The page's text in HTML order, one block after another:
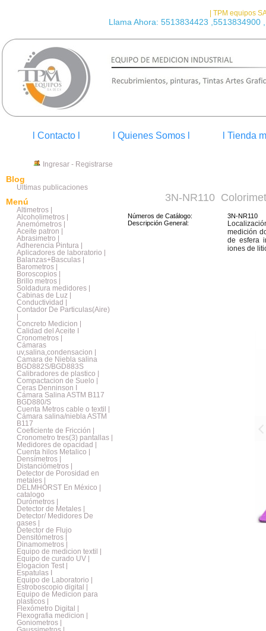
| TPM equipos
Llama Ahora: 5513834423 ,5513834900
l Contacto l l Quienes Somos l l Tienda
Ingresar - Registrarse
Blog
Últimas publicaciones
Menú
Altimetros |
Alcoholimetros |
Anemómetros |
Aceite patron |
Abrasimetro |
Adherencia Pintura |
Aplicadores de laboratorio |
Balanzas+Basculas |
Barometros |
Boroscopios |
Brillo metros |
Soldadura medidores |
Cabinas de Luz |
Conductividad |
Contador De Particulas(Aire)
Concreto Medicion |
Calidad del Aceite I
Cronometros |
Cámaras
uv,salina,condensacion |
Camara de Niebla salina
BGD882S/BGD883S
Calibradores de plastico |
Compactacion de Suelo |
Ceras Denninson I
Cámara Salina ASTM B117
BGD880/S
Cuenta Metros cable o textil |
Cámara salina/niebla ASTM
B117
Coeficiente de Fricción |
Cronometro tres(3) pantallas |
Medidores de opacidad |
Cuenta hilos Metalico |
Densímetros |
Distanciómetros |
Detector de Porosidad en
metales |
DELMHORST En México |
catalogo
Durómetros |
Detector de Metales |
Detector/ Medidores De
gases |
Detector de Flujo
Densitómetros |
Dinamometros |
Equipo de medicion textil |
Equipo de curado UV |
Elogacion Test |
Espatulas I
Equipo de Laboratorio |
Estroboscopio digital |
Equipo de Medicion para
plasticos |
Flexómetro Digital |
Flexografia medicion |
Goniometros |
3N-NR110
Números de Catálogo:
3N-NR110
Descripción General:
medición
de esfera
iones de